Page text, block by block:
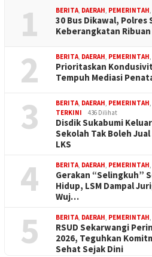
1 BERITA, DAERAH, PEMERINTAH,
30 Bus Dikawal, Polres
Keberangkatan Ribuan
2 BERITA, DAERAH, PEMERINTAH,
Prioritaskan
Tempuh Mediasi
3 BERITA, DAERAH, PEMERINTAH,
TERKINI
436 Dilihat
Disdik Sukabumi
Sekolah Tak Boleh
LKS
4 BERITA, DAERAH, PEMERINTAH,
Gerakan “Selingkuh”
Hidup, LSM Dampal
Wuj…
5 BERITA, DAERAH, PEMERINTAH,
RSUD Sekarwangi
2026, Teguhkan
Sehat Sejak Dini